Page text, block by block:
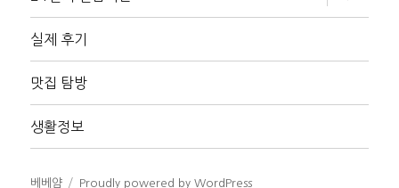
확
장
위
메
장
실제 후기
맛집 탐방
생활정보
베베얌 Proudly powered by WordPress